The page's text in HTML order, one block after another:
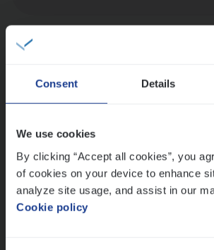
Consent Details
We use cookies
By clicking “Accept all cookies”, you
of cookies on your device to enhance
analyze site usage, and assist in our
Cookie policy
Claims Management
Antwerpen
Cor­po­ra­te Insu­ran­ce Bro­ker
Sales Management
Antwerpen